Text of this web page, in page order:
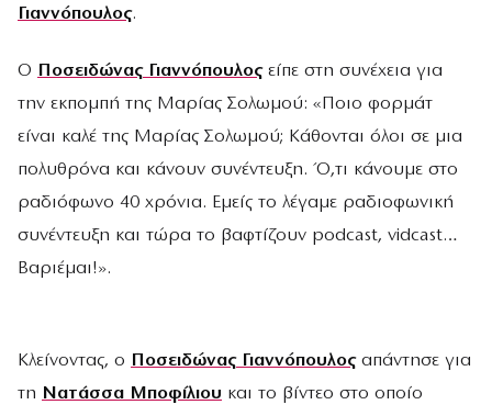
Γιαννόπουλος.
Ο Ποσειδώνας Γιαννόπουλοςείπε στη συνέχεια για
την εκπομπή της Μαρίας Σολωμού: «Ποιο φορμάτ
είναι καλέ της Μαρίας Σολωμού; Κάθονται όλοι σε μια
πολυθρόνα και κάνουν συνέντευξη. Ό,τι κάνουμε στο
ραδιόφωνο 40 χρόνια. Εμείς το λέγαμε ραδιοφωνική
συνέντευξη και τώρα το βαφτίζουν podcast, vidcast…
Βαριέμαι!».
Κλείνοντας, ο Ποσειδώνας Γιαννόπουλοςαπάντησε για
τη Νατάσσα Μποφίλιου και το βίντεο στο οποίο